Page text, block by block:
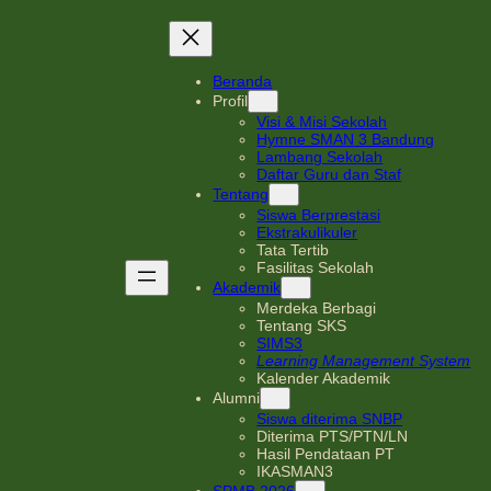
Beranda
Profil
Visi & Misi Sekolah
Hymne SMAN 3 Bandung
Lambang Sekolah
Daftar Guru dan Staf
Tentang
Siswa Berprestasi
Ekstrakulikuler
Tata Tertib
Fasilitas Sekolah
Akademik
Merdeka Berbagi
Tentang SKS
SIMS3
Learning Management System
Kalender Akademik
Alumni
Siswa diterima SNBP
Diterima PTS/PTN/LN
Hasil Pendataan PT
IKASMAN3